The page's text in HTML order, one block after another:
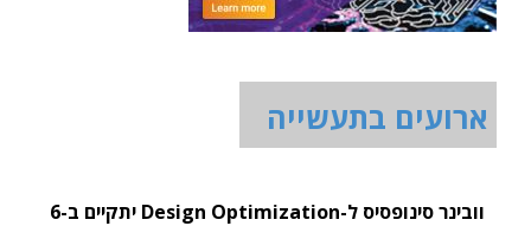
ארועים בתעשייה
וובינר סינופסיס ל-Design Optimization יתקיים ב-6